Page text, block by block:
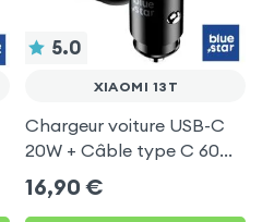
5.0
XIAOMI 13T
Chargeur voiture USB-C
20W + Câble type C 60W
Blue Star pour Xiaomi 13T
16,90 €